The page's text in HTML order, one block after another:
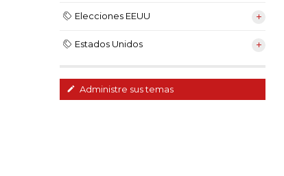
Elecciones EEUU
Estados Unidos
Administre sus temas